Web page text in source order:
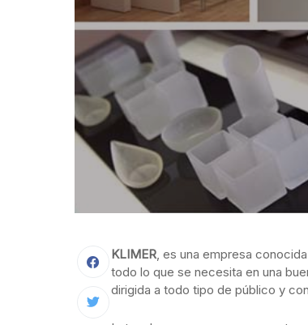
KLIMER, es una empresa
todo lo que se necesita en una
dirigida a todo tipo de público y